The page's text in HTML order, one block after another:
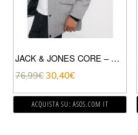
JACK & JONES CORE – PARKA CON CAPPUCCIO CON ECOPELLICCIA RIMOVIBILE-GRIGIO
76,99€ 30,40€
ACQUISTA SU: ASOS.COM IT